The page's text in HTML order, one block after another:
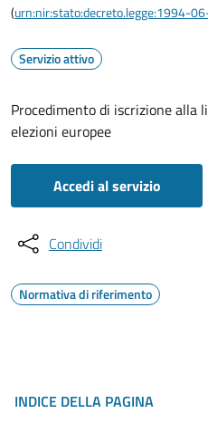
(urn:nir:stato:decreto.legge:1994-
Servizio attivo
Procedimento di iscrizione alla
elezioni europee
Accedi al servizio
Condividi
Normativa di riferimento
INDICE DELLA PAGINA